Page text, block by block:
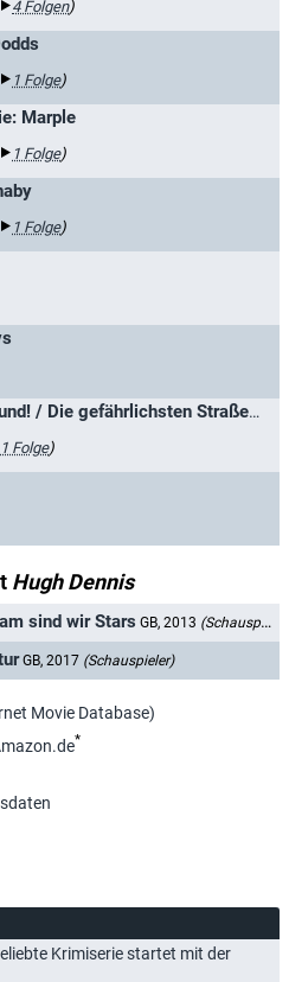
4 Folgen)
1 Folge)
Marple
1 Folge)
1 Folge)
Vorsicht Abgrund! / Die gefährlichsten Straßen der Welt
1 Folge)
Hugh Dennis
sind wir Stars GB, 2013 (Schauspieler)
GB, 2017 (Schauspieler)
Movie Database)
*
Krimiserie startet mit der